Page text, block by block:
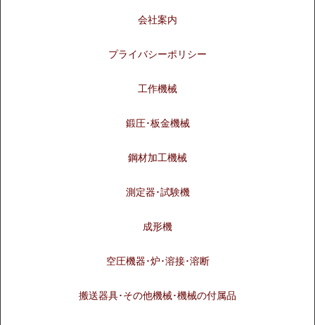
会社案内
プライバシーポリシー
工作機械
鍛圧･板金機械
鋼材加工機械
測定器･試験機
成形機
空圧機器･炉･溶接･溶断
搬送器具･その他機械･機械の付属品